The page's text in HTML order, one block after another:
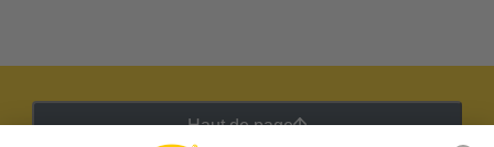
Haut de page